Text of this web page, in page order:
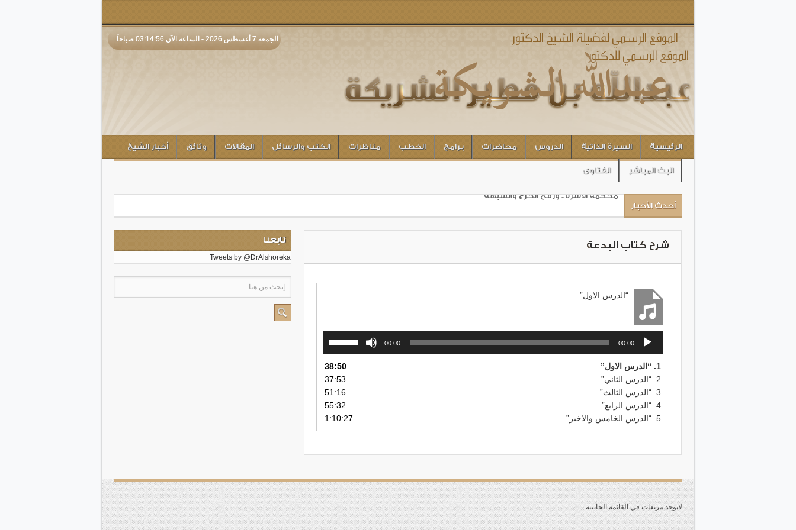
الجمعة 7 أغسطس 2026 - الساعة الآن 03:14:56 صباحاً
الرئيسية السيرة الذاتية الدروس محاضرات برامج الخطب مناظرات الكتب والرسائل المقالات وثائق أخبار الشيخ
البث المباشر الفتاوى
أحدث الأخبار
أيها المسؤول… اتق الله تعالى
شعارات الإصلاح الفرعونية
صور عصرية من أكل الحرام
الضباع البشرية
الرزق على الله سبحانه
بين المفتي والمستفتي
شرح كتاب البدعة
“الدرس الاول”
مشغل
الصوت
00:00
00:00
أعلى/
أسفل
لزيادة
أو
خفض
1. “الدرس الاول”
38:50
2.
“الدرس الثاني”
37:53
3. “الدرس الثالث”
51:16
4. “الدرس الرابع”
55:32
5. “الدرس الخامس والاخير” 1:10:27
تابعنا
Tweets by @DrAlshoreka
لايوجد مربعات في القائمة الجانبية